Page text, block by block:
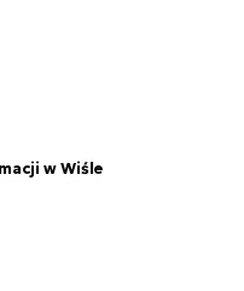
w Wiśle